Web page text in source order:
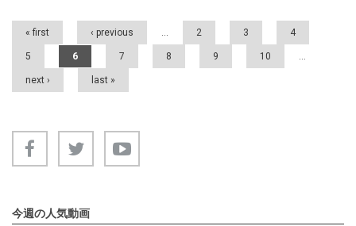
Pages
« first ‹ previous … 2 3 4
5 6 7 8 9 10 …
next › last »
今週の人気動画